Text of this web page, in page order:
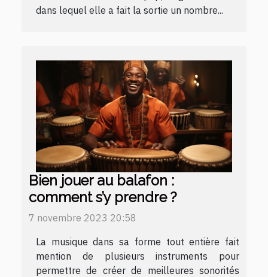
dans lequel elle a fait la sortie un nombre...
Bien jouer au balafon :
comment s’y prendre ?
7 novembre 2023 20:58
La musique dans sa forme tout entière fait
mention de plusieurs instruments pour
permettre de créer de meilleures sonorités